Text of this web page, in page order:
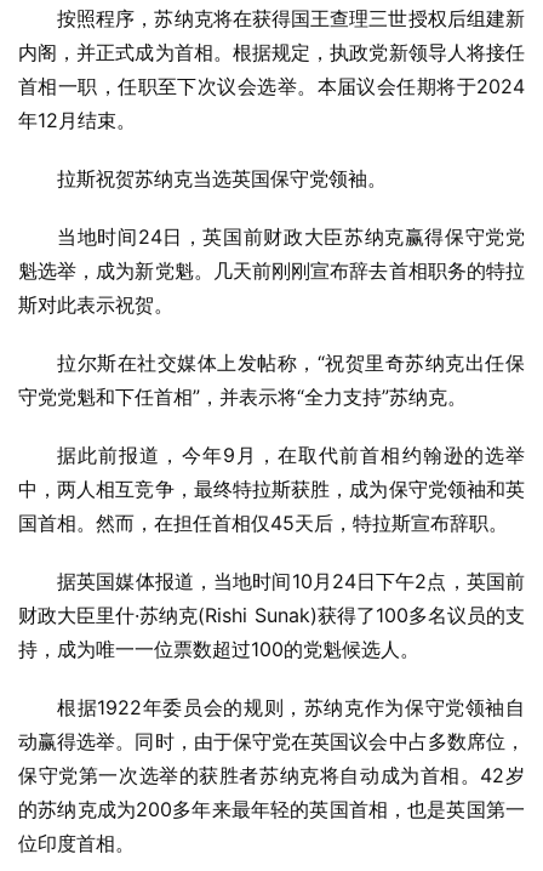
按照程序，苏纳克将在获得国王查理三世授权后组建新
内阁，并正式成为首相。根据规定，执政党新领导人将接任
首相一职，任职至下次议会选举。本届议会任期将于2024
年12月结束。
拉斯祝贺苏纳克当选英国保守党领袖。
当地时间24日，英国前财政大臣苏纳克赢得保守党党
魁选举，成为新党魁。几天前刚刚宣布辞去首相职务的特拉
斯对此表示祝贺。
拉尔斯在社交媒体上发帖称，“祝贺里奇苏纳克出任保
守党党魁和下任首相”，并表示将“全力支持”苏纳克。
据此前报道，今年9月，在取代前首相约翰逊的选举
中，两人相互竞争，最终特拉斯获胜，成为保守党领袖和英
国首相。然而，在担任首相仅45天后，特拉斯宣布辞职。
据英国媒体报道，当地时间10月24日下午2点，英国前
财政大臣里什·苏纳克(Rishi Sunak)获得了100多名议员的支
持，成为唯一一位票数超过100的党魁候选人。
根据1922年委员会的规则，苏纳克作为保守党领袖自
动赢得选举。同时，由于保守党在英国议会中占多数席位，
保守党第一次选举的获胜者苏纳克将自动成为首相。42岁
的苏纳克成为200多年来最年轻的英国首相，也是英国第一
位印度首相。